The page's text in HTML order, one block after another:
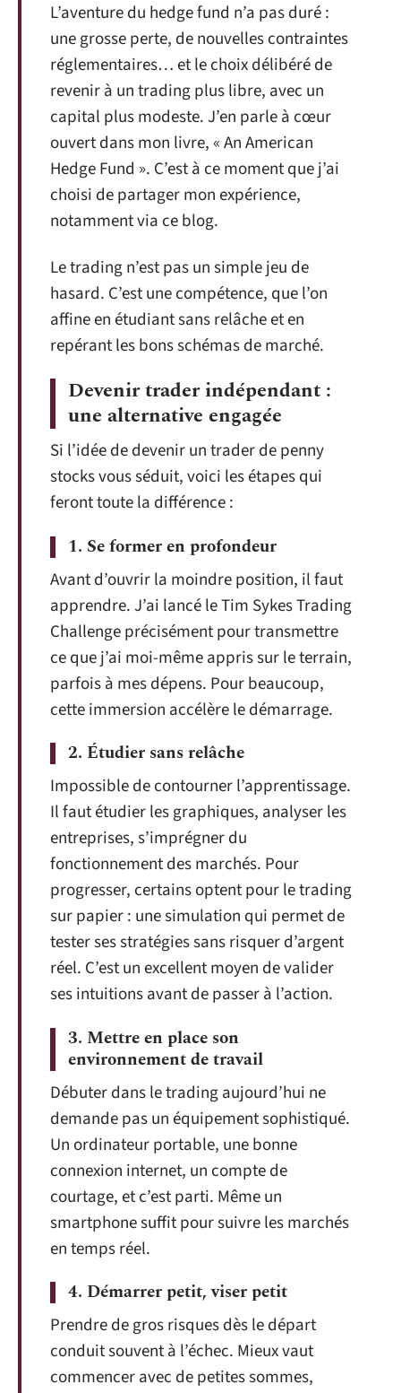
L’aventure du hedge fund n’a pas duré :
une grosse perte, de nouvelles contraintes
réglementaires… et le choix délibéré de
revenir à un trading plus libre, avec un
capital plus modeste. J’en parle à cœur
ouvert dans mon livre, « An American
Hedge Fund ». C’est à ce moment que j’ai
choisi de partager mon expérience,
notamment via ce blog.
Le trading n’est pas un simple jeu de
hasard. C’est une compétence, que l’on
affine en étudiant sans relâche et en
repérant les bons schémas de marché.
Devenir trader indépendant :
une alternative engagée
Si l’idée de devenir un trader de penny
stocks vous séduit, voici les étapes qui
feront toute la différence :
1. Se former en profondeur
Avant d’ouvrir la moindre position, il faut
apprendre. J’ai lancé le Tim Sykes Trading
Challenge précisément pour transmettre
ce que j’ai moi-même appris sur le terrain,
parfois à mes dépens. Pour beaucoup,
cette immersion accélère le démarrage.
2. Étudier sans relâche
Impossible de contourner l’apprentissage.
Il faut étudier les graphiques, analyser les
entreprises, s’imprégner du
fonctionnement des marchés. Pour
progresser, certains optent pour le trading
sur papier : une simulation qui permet de
tester ses stratégies sans risquer d’argent
réel. C’est un excellent moyen de valider
ses intuitions avant de passer à l’action.
3. Mettre en place son
environnement de travail
Débuter dans le trading aujourd’hui ne
demande pas un équipement sophistiqué.
Un ordinateur portable, une bonne
connexion internet, un compte de
courtage, et c’est parti. Même un
smartphone suffit pour suivre les marchés
en temps réel.
4. Démarrer petit, viser petit
Prendre de gros risques dès le départ
conduit souvent à l’échec. Mieux vaut
commencer avec de petites sommes,